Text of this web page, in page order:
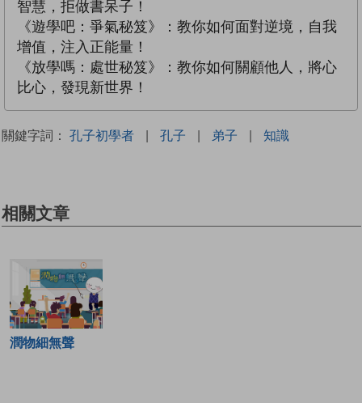
智慧，拒做書呆子！
《遊學吧：爭氣秘笈》：教你如何面對逆境，自我
增值，注入正能量！
《放學嗎：處世秘笈》：教你如何關顧他人，將心
比心，發現新世界！
關鍵字詞： 孔子初學者 | 孔子 | 弟子 | 知識
相關文章
潤物細無聲